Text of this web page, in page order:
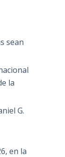
sean
la
G.
en la